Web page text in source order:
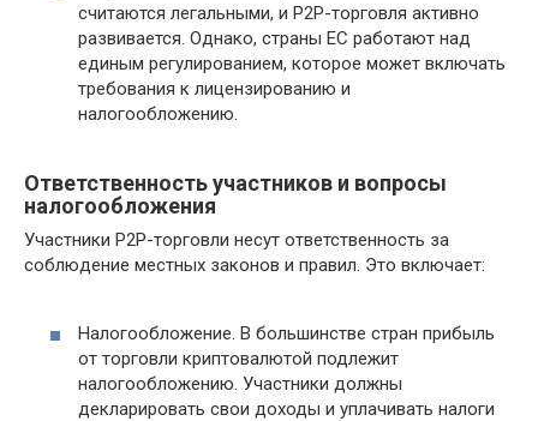
считаются легальными, и P2P-торговля активно
развивается. Однако, страны ЕС работают над
единым регулированием, которое может включать
требования к лицензированию и
налогообложению.
Ответственность участников и вопросы
налогообложения
Участники P2P-торговли несут ответственность за
соблюдение местных законов и правил. Это включает:
Налогообложение. В большинстве стран прибыль
от торговли криптовалютой подлежит
налогообложению. Участники должны
декларировать свои доходы и уплачивать налоги